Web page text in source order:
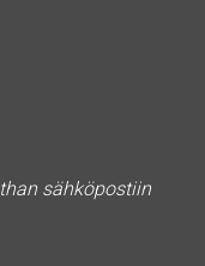
sähköpostiin